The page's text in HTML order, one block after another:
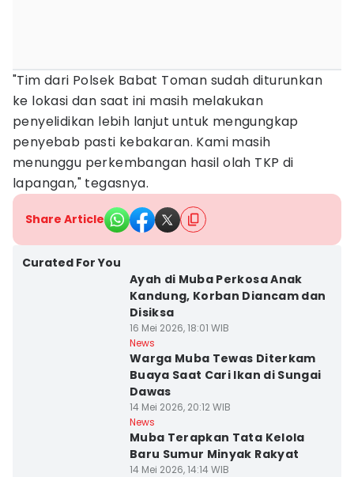
"Tim dari Polsek Babat Toman sudah diturunkan
ke lokasi dan saat ini masih melakukan
penyelidikan lebih lanjut untuk mengungkap
penyebab pasti kebakaran. Kami masih
menunggu perkembangan hasil olah TKP di
lapangan," tegasnya.
Share Article
Curated For You
Ayah di Muba Perkosa Anak
Kandung, Korban Diancam dan
Disiksa
16 Mei 2026, 18:01 WIB
News
Warga Muba Tewas Diterkam
Buaya Saat Cari Ikan di Sungai
Dawas
14 Mei 2026, 20:12 WIB
News
Muba Terapkan Tata Kelola
Baru Sumur Minyak Rakyat
14 Mei 2026, 14:14 WIB